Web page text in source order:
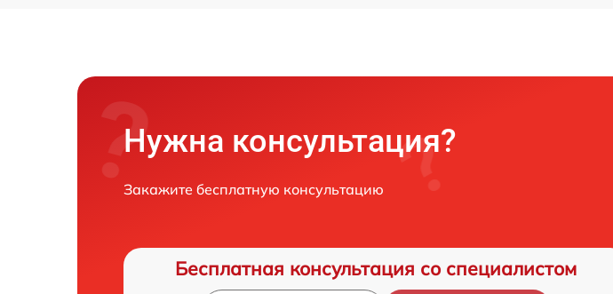
Нужна консультация?
Закажите бесплатную консультацию
Бесплатная консультация со специалистом